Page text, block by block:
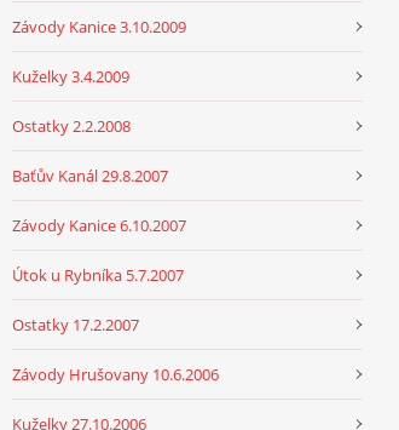
Závody Kanice 3.10.2009
Kuželky 3.4.2009
Ostatky 2.2.2008
Baťův Kanál 29.8.2007
Závody Kanice 6.10.2007
Útok u Rybníka 5.7.2007
Ostatky 17.2.2007
Závody Hrušovany 10.6.2006
Kuželky 27.10.2006